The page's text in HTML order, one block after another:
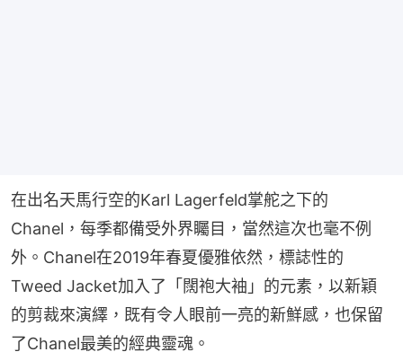
在出名天馬行空的Karl Lagerfeld掌舵之下的
Chanel，每季都備受外界矚目，當然這次也毫不例
外。Chanel在2019年春夏優雅依然，標誌性的
Tweed Jacket加入了「闊袍大袖」的元素，以新穎
的剪裁來演繹，既有令人眼前一亮的新鮮感，也保留
了Chanel最美的經典靈魂。